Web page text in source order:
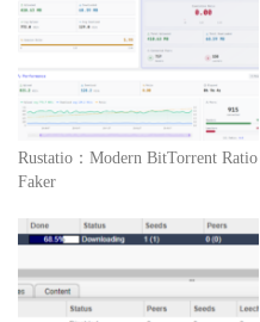
Rustatio：Modern BitTorrent Ratio
Faker